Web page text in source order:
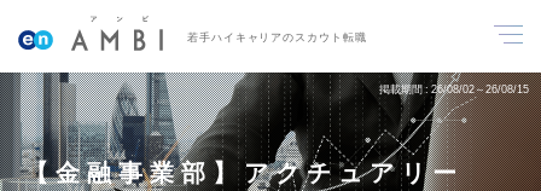
若手ハイキャリアのスカウト転職
掲載期間 26/08/02～26/08/15
【金融事業部】アクチュアリー